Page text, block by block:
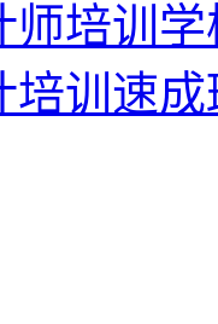
师培训
培训速成